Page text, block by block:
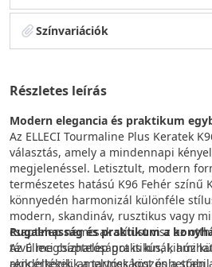
Színvariációk
Részletes leírás
Modern elegancia és praktikum
Az ELLECI Tourmaline Plus Keratek
választás, amely a mindennapi
megjelenéssel. Letisztult, modern
természetes hatású K96 Fehér színű
könnyedén harmonizál különféle
modern, skandináv, rusztikus vagy
csaptelep nemcsak stílust visz az
távú megbízhatóságot is kínál, ami
akik értékelik a tartósságot és a
Rugalmasság és praktikum a
Az Elleci csaptelep praktikus,
rendelkezik, amelynek köszönhetően